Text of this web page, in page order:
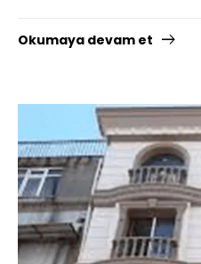
Okumaya devam et